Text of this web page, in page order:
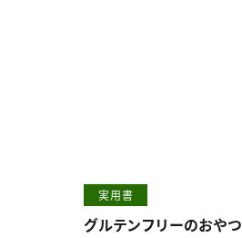
実用書
グルテンフリーのおやつ